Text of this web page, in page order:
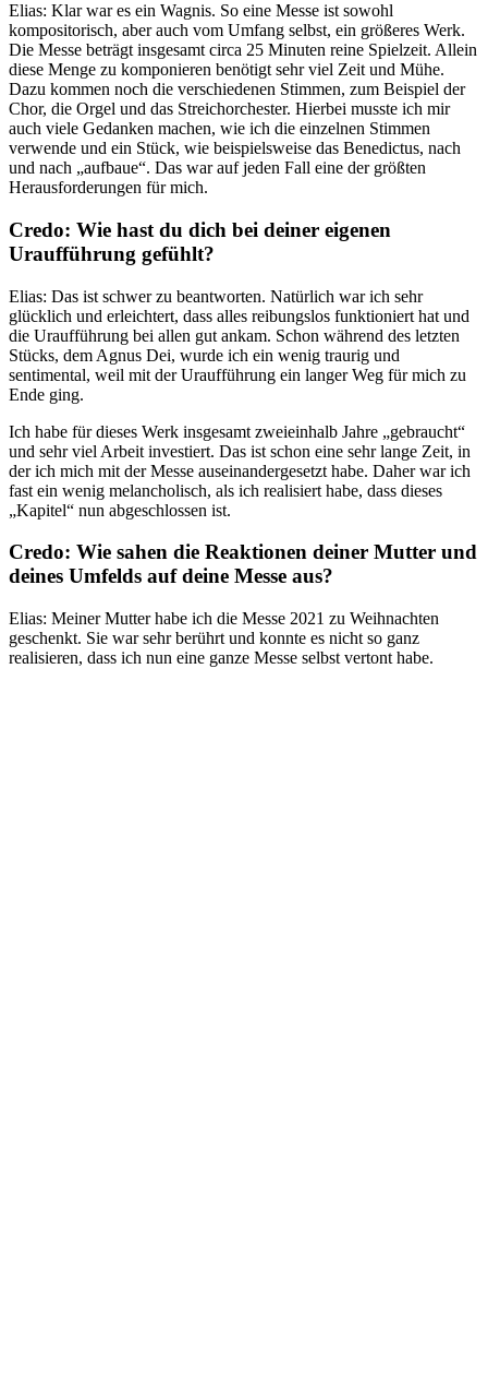
Elias: Klar war es ein Wagnis. So eine Messe ist sowohl
kompositorisch, aber auch vom Umfang selbst, ein größeres Werk.
Die Messe beträgt insgesamt circa 25 Minuten reine Spielzeit. Allein
diese Menge zu komponieren benötigt sehr viel Zeit und Mühe.
Dazu kommen noch die verschiedenen Stimmen, zum Beispiel der
Chor, die Orgel und das Streichorchester. Hierbei musste ich mir
auch viele Gedanken machen, wie ich die einzelnen Stimmen
verwende und ein Stück, wie beispielsweise das Benedictus, nach
und nach „aufbaue“. Das war auf jeden Fall eine der größten
Herausforderungen für mich.
Credo: Wie hast du dich bei deiner eigenen
Uraufführung gefühlt?
Elias: Das ist schwer zu beantworten. Natürlich war ich sehr
glücklich und erleichtert, dass alles reibungslos funktioniert hat und
die Uraufführung bei allen gut ankam. Schon während des letzten
Stücks, dem Agnus Dei, wurde ich ein wenig traurig und
sentimental, weil mit der Uraufführung ein langer Weg für mich zu
Ende ging.
Ich habe für dieses Werk insgesamt zweieinhalb Jahre „gebraucht“
und sehr viel Arbeit investiert. Das ist schon eine sehr lange Zeit, in
der ich mich mit der Messe auseinandergesetzt habe. Daher war ich
fast ein wenig melancholisch, als ich realisiert habe, dass dieses
„Kapitel“ nun abgeschlossen ist.
Credo: Wie sahen die Reaktionen deiner Mutter und
deines Umfelds auf deine Messe aus?
Elias: Meiner Mutter habe ich die Messe 2021 zu Weihnachten
geschenkt. Sie war sehr berührt und konnte es nicht so ganz
realisieren, dass ich nun eine ganze Messe selbst vertont habe.